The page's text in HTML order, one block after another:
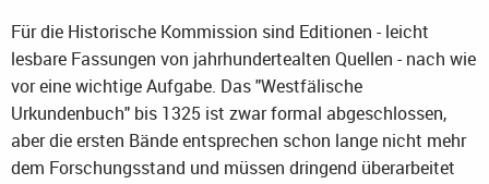
Für die Historische Kommission sind Editionen - leicht
lesbare Fassungen von jahrhundertealten Quellen - nach wie
vor eine wichtige Aufgabe. Das "Westfälische
Urkundenbuch" bis 1325 ist zwar formal abgeschlossen,
aber die ersten Bände entsprechen schon lange nicht mehr
dem Forschungsstand und müssen dringend überarbeitet